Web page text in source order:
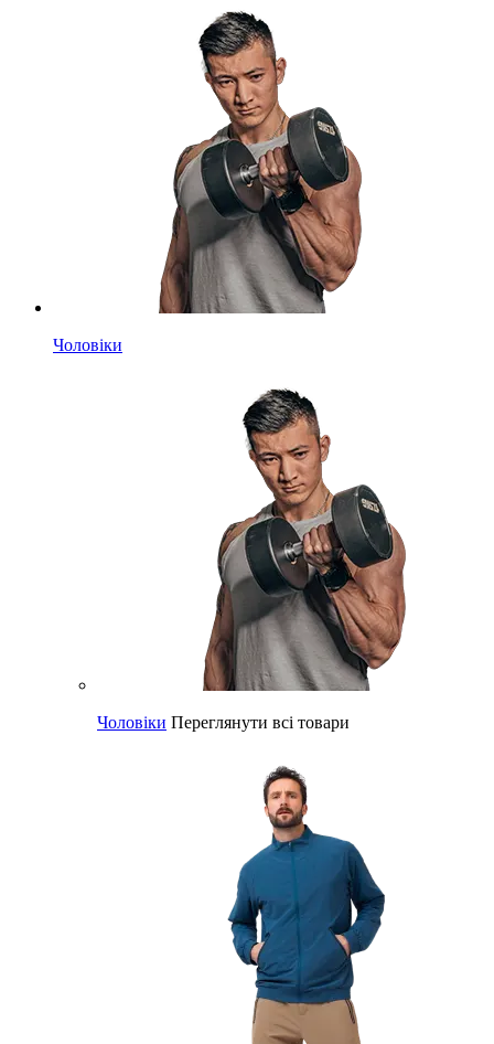
Чоловіки
Чоловіки Переглянути всі товари